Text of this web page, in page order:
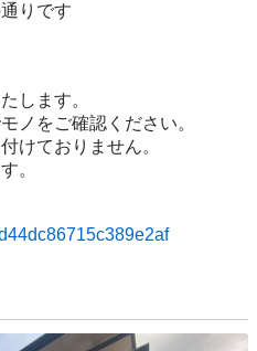
りです
します。
ノをご確認ください。
けておりません。
。